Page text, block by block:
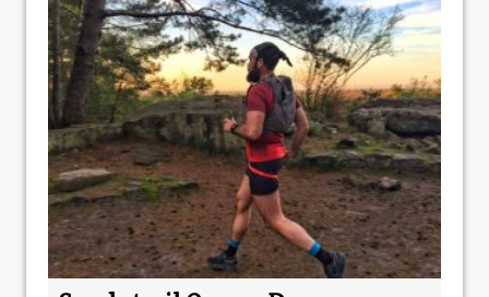
Explorez la Norvège en hiver : au cœur du Grand
Nord